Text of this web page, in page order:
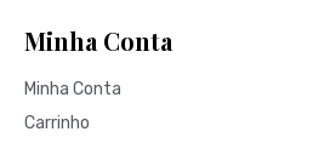
Minha Conta
Minha Conta
Carrinho